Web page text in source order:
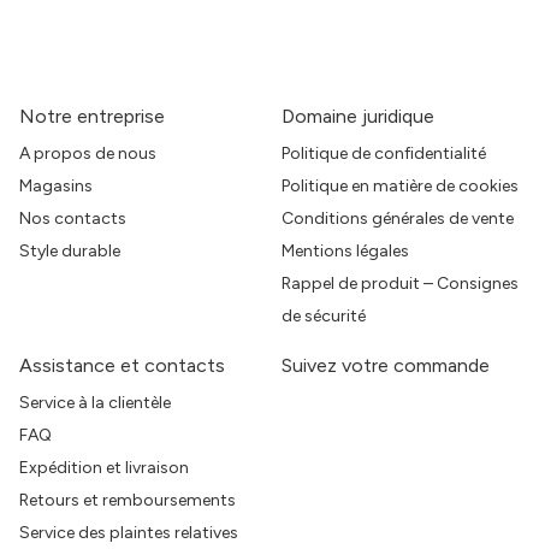
Notre entreprise
A propos de nous
Magasins
Nos contacts
Style durable
Domaine juridique
Politique de confidentialité
Politique en matière de cookies
Conditions générales de vente
Mentions légales
Rappel de produit – Consignes
de sécurité
Assistance et contacts
Service à la clientèle
FAQ
Expédition et livraison
Retours et remboursements
Service des plaintes relatives
Suivez votre commande